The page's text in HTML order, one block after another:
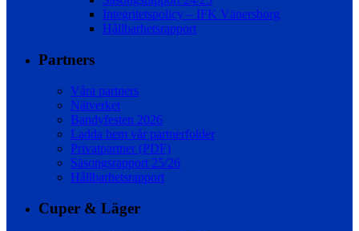
Integritetspolicy – IFK Vänersborg
Hållbarhetsrapport
Partners
Våra partners
Nätverket
Bandyfesten 2026
Ladda hem vår partnerfolder
Privatpartner (PDF)
Säsongsrapport 25/26
Hållbarhetsrapport
Cuper & Läger